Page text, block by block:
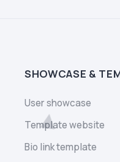
SHOWCASE &
User showcase
Template website
Bio link template